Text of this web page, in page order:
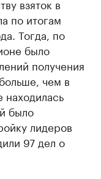
взяток в
по итогам
Тогда, по
было
получения
чем в
было
лидеров
97 дел о